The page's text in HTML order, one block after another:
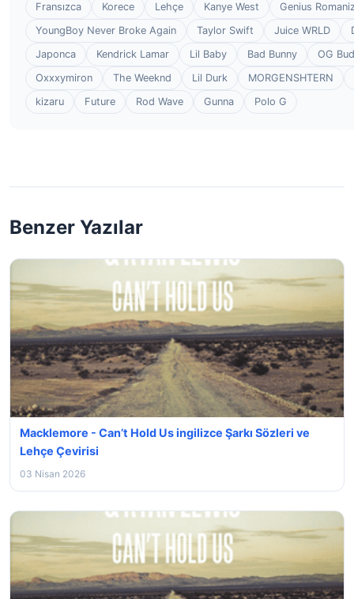
Fransızca
Korece Lehçe Kanye West
Genius
YoungBoy Never Broke Again
Taylor Swift Juice WRLD
Japonca
Kendrick Lamar Lil Baby Bad Bunny
OG
Oxxxymiron
The Weeknd Lil Durk
MORGENSHTERN
kizaru
Future Rod Wave Gunna Polo G
Benzer Yazılar
Macklemore - Can’t Hold Us ingilizce Şarkı Sözleri ve
Lehçe Çevirisi
03 Nisan 2026